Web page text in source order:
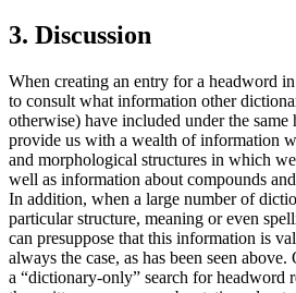
3. Discussion
When creating an entry for a headword
to consult what information other
otherwise) have included under the
provide us with a wealth of information
and morphological structures in which
well as information about compounds
In addition, when a large number of
particular structure, meaning or even
can presuppose that this information is
always the case, as has been seen
a “dictionary-only” search for headword